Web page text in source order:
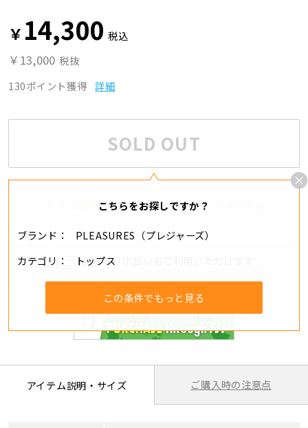
￥ 14,300 税込
￥13,000 税抜
130ポイント獲得 詳細
SOLD OUT
こちらをお探しですか？
ブランド
PLEASURES（プレジャーズ）
カテゴリ
トップス
この条件でもっと見る
追加する
分割・リボ払いもご利用いただけます
アイテム説明・サイズ ご購入時の注意点